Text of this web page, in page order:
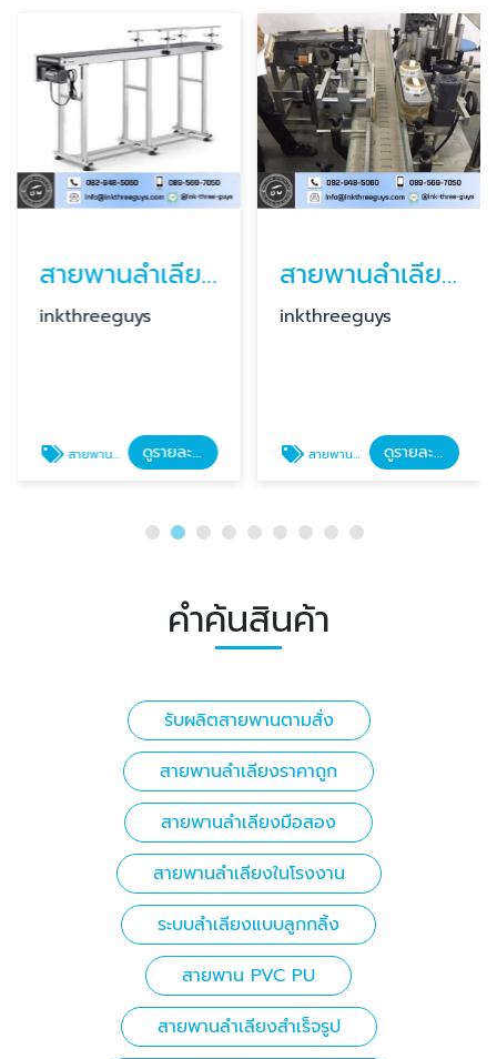
สายพานลำเลียงมือสอง
inkthreeguys
สายพานลำเลียงมือสอง ดูรายละเอียด
สายพานลำเลียงในโรงงาน
inkthreeguys
สายพานลำเลียงในโรงงาน ดูรายละเอียด
คำค้นสินค้า
รับผลิตสายพานตามสั่ง
สายพานลำเลียงราคาถูก
สายพานลำเลียงมือสอง
สายพานลำเลียงในโรงงาน
ระบบลำเลียงแบบลูกกลิ้ง
สายพาน PVC PU
สายพานลำเลียงสำเร็จรูป